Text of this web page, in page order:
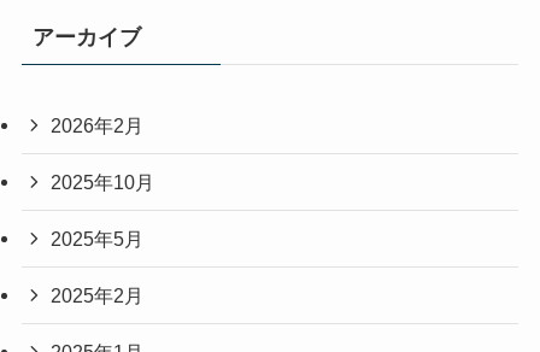
アーカイブ
2026年2月
2025年10月
2025年5月
2025年2月